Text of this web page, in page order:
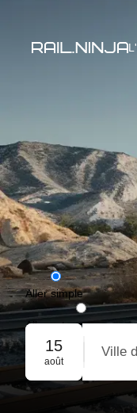
Aller simple
Aller-retour
Réservation de
15
août
Ville